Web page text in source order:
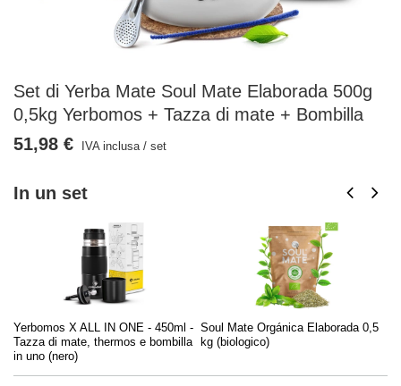
Set di Yerba Mate Soul Mate Elaborada 500g
0,5kg Yerbomos + Tazza di mate + Bombilla
In un set
Yerbomos X ALL IN ONE - 450ml -
Tazza di mate, thermos e bombilla
in uno (nero)
Soul Mate Orgánica Elaborada 0,5
kg (biologico)
51,98 € IVA inclusa/ set